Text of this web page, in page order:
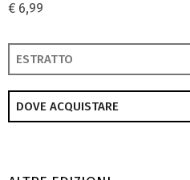
€ 6,99
ESTRATTO
DOVE ACQUISTARE